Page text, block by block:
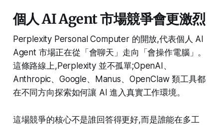
個人 AI Agent 市場競爭會更激烈
Perplexity Personal Computer 的開放,代表個人 AI
Agent 市場正在從「會聊天」走向「會操作電腦」。
這條路線上,Perplexity 並不孤單;OpenAI、
Anthropic、Google、Manus、OpenClaw 類工具都
在不同方向探索如何讓 AI 進入真實工作環境。
這場競爭的核心不是誰回答得更好,而是誰能在多工